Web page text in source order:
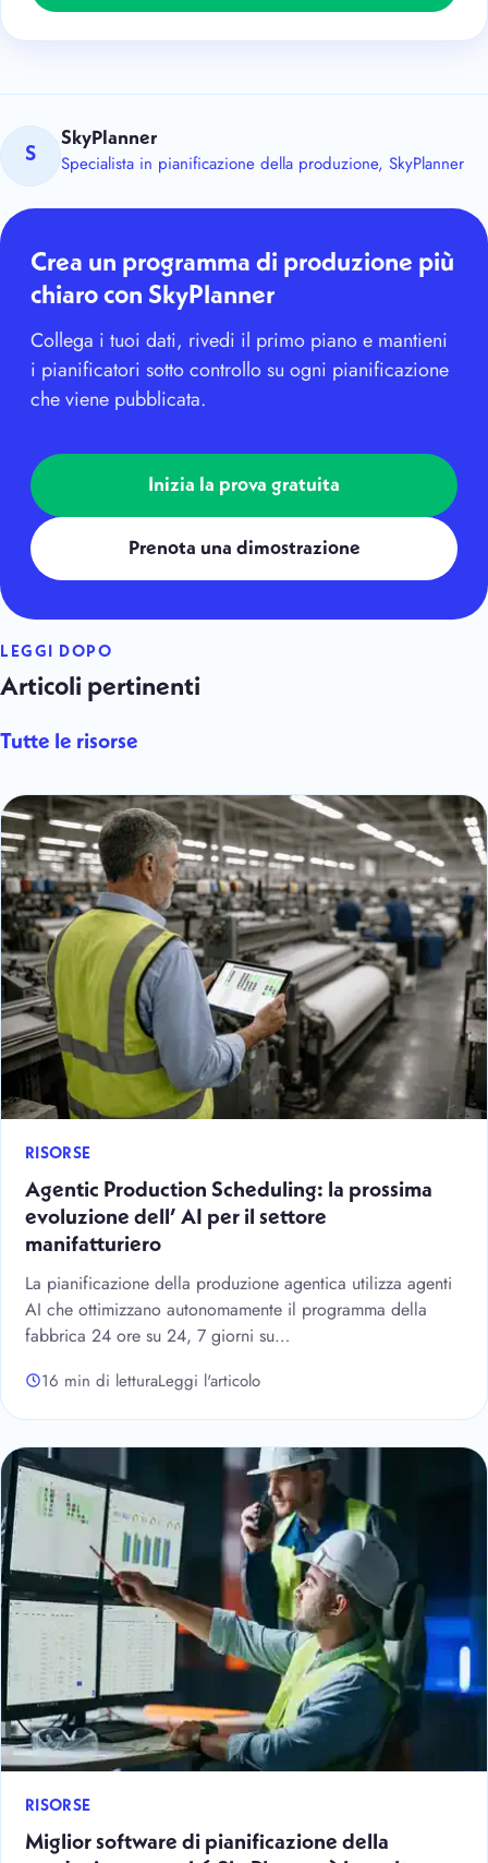
S
SkyPlanner
Specialista in pianificazione della produzione, SkyPlanner
Crea un programma di produzione più
chiaro con SkyPlanner
Collega i tuoi dati, rivedi il primo piano e mantieni
i pianificatori sotto controllo su ogni pianificazione
che viene pubblicata.
Inizia la prova gratuita
Prenota una dimostrazione
LEGGI DOPO
Articoli pertinenti
Tutte le risorse
RISORSE
Agentic Production Scheduling: la prossima
evoluzione dell’ AI per il settore
manifatturiero
La pianificazione della produzione agentica utilizza agenti
AI che ottimizzano autonomamente il programma della
fabbrica 24 ore su 24, 7 giorni su…
16 min di letturaLeggi l'articolo
RISORSE
Miglior software di pianificazione della